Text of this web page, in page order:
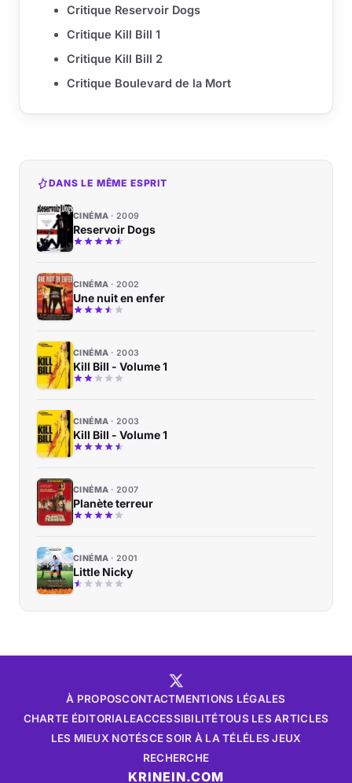
Critique Reservoir Dogs
Critique Kill Bill 1
Critique Kill Bill 2
Critique Boulevard de la Mort
DANS LE MÊME ESPRIT
CINÉMA 2009
Reservoir Dogs
CINÉMA 2002
Une nuit en enfer
CINÉMA 2003
Kill Bill - Volume 1
CINÉMA 2003
Kill Bill - Volume 1
CINÉMA 2007
Planète terreur
CINÉMA 2001
Little Nicky
À PROPOSCONTACTMENTIONS LÉGALES
CHARTE ÉDITORIALEACCESSIBILITÉTOUS LES ARTICLES
LES MIEUX NOTÉSCE SOIR À LA TÉLÉLES JEUX
RECHERCHE
KRINEIN.COM